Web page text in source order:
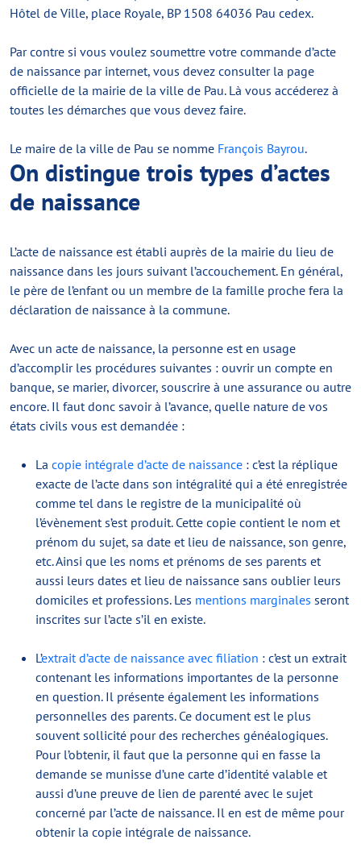
Hôtel de Ville, place Royale, BP 1508 64036 Pau cedex.
Par contre si vous voulez soumettre votre commande d’acte
de naissance par internet, vous devez consulter la page
officielle de la mairie de la ville de Pau. Là vous accéderez à
toutes les démarches que vous devez faire.
Le maire de la ville de Pau se nomme François Bayrou.
On distingue trois types d’actes
de naissance
L’acte de naissance est établi auprès de la mairie du lieu de
naissance dans les jours suivant l’accouchement. En général,
le père de l’enfant ou un membre de la famille proche fera la
déclaration de naissance à la commune.
Avec un acte de naissance, la personne est en usage
d’accomplir les procédures suivantes : ouvrir un compte en
banque, se marier, divorcer, souscrire à une assurance ou autre
encore. Il faut donc savoir à l’avance, quelle nature de vos
états civils vous est demandée :
La copie intégrale d’acte de naissance : c’est la réplique
exacte de l’acte dans son intégralité qui a été enregistrée
comme tel dans le registre de la municipalité où
l’évènement s’est produit. Cette copie contient le nom et
prénom du sujet, sa date et lieu de naissance, son genre,
etc. Ainsi que les noms et prénoms de ses parents et
aussi leurs dates et lieu de naissance sans oublier leurs
domiciles et professions. Les mentions marginales seront
inscrites sur l’acte s’il en existe.
L’extrait d’acte de naissance avec filiation : c’est un extrait
contenant les informations importantes de la personne
en question. Il présente également les informations
personnelles des parents. Ce document est le plus
souvent sollicité pour des recherches généalogiques.
Pour l’obtenir, il faut que la personne qui en fasse la
demande se munisse d’une carte d’identité valable et
aussi d’une preuve de lien de parenté avec le sujet
concerné par l’acte de naissance. Il en est de même pour
obtenir la copie intégrale de naissance.